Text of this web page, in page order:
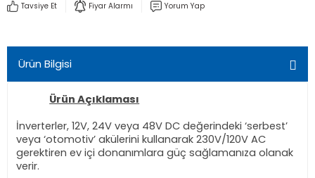
Tavsiye Et Fiyar Alarmı Yorum Yap
Ürün Bilgisi
Ürün Açıklaması
İnverterler, 12V, 24V veya 48V DC değerindeki ‘serbest’
veya ‘otomotiv’ akülerini kullanarak 230V/120V AC
gerektiren ev içi donanımlara güç sağlamanıza olanak
verir.